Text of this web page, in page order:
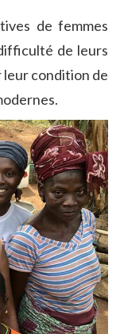
de femmes
de leurs
leur condition de